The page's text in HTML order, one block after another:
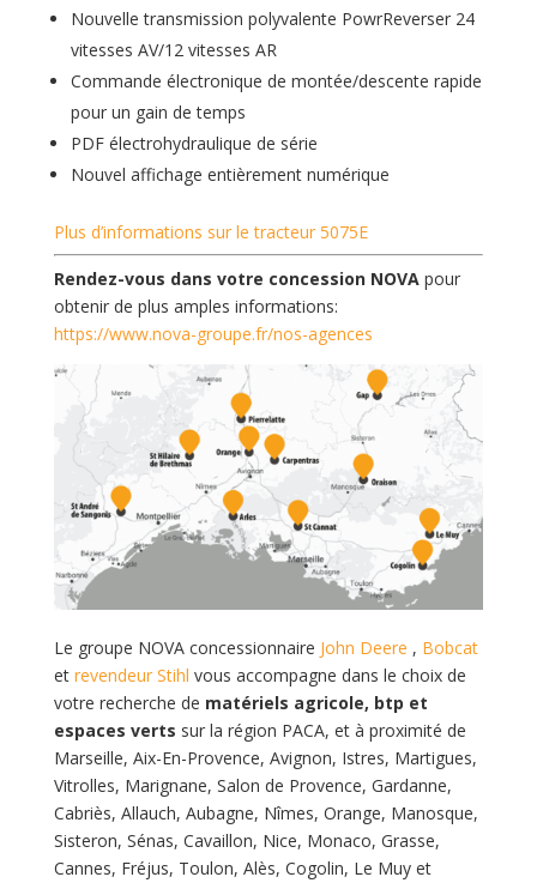
Nouvelle transmission polyvalente PowrReverser 24
vitesses AV/12 vitesses AR
Commande électronique de montée/descente rapide
pour un gain de temps
PDF électrohydraulique de série
Nouvel affichage entièrement numérique
Plus d’informations sur le tracteur 5075E
Rendez-vous dans votre concession NOVA pour
obtenir de plus amples informations:
https://www.nova-groupe.fr/nos-agences
Le groupe NOVA concessionnaire John Deere , Bobcat
et revendeur Stihl vous accompagne dans le choix de
votre recherche de matériels agricole, btp et
espaces verts sur la région PACA, et à proximité de
Marseille, Aix-En-Provence, Avignon, Istres, Martigues,
Vitrolles, Marignane, Salon de Provence, Gardanne,
Cabriès, Allauch, Aubagne, Nîmes, Orange, Manosque,
Sisteron, Sénas, Cavaillon, Nice, Monaco, Grasse,
Cannes, Fréjus, Toulon, Alès, Cogolin, Le Muy et